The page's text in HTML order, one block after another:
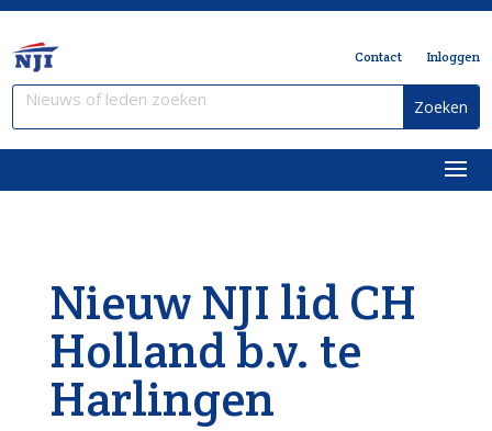
Contact Inloggen
Nieuw NJI lid CH
Holland b.v. te
Harlingen